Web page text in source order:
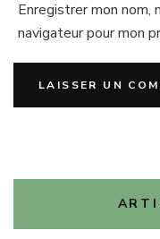
Enregistrer mon
navigateur pour mon